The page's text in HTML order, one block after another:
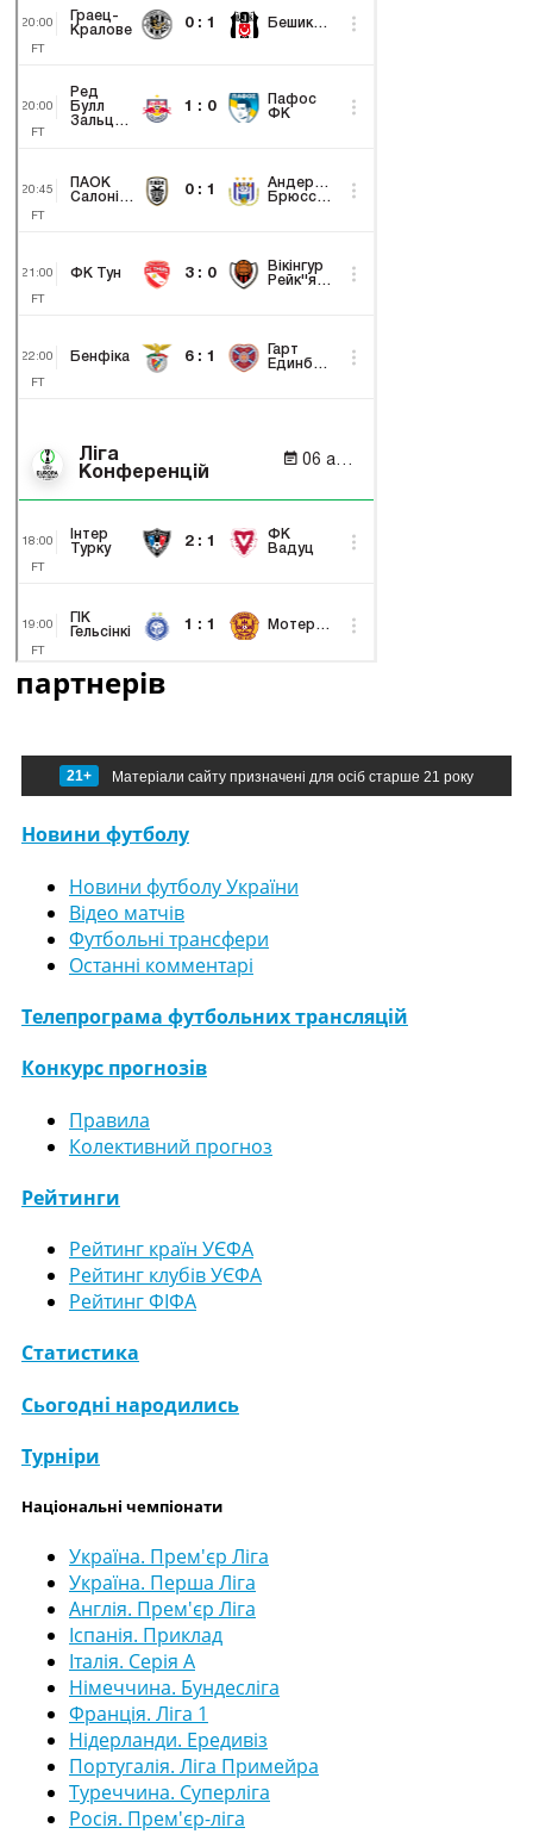
партнерів
21+ Матеріали сайту призначені для осіб старше 21 року
Новини футболу
Новини футболу України
Відео матчів
Футбольні трансфери
Останні комментарі
Телепрограма футбольних трансляцій
Конкурс прогнозів
Правила
Колективний прогноз
Рейтинги
Рейтинг країн УЄФА
Рейтинг клубів УЄФА
Рейтинг ФІФА
Статистика
Сьогодні народились
Турніри
Національні чемпіонати
Україна. Прем'єр Ліга
Україна. Перша Ліга
Англія. Прем'єр Ліга
Іспанія. Приклад
Італія. Серія А
Німеччина. Бундесліга
Франція. Ліга 1
Нідерланди. Ередивіз
Португалія. Ліга Примейра
Туреччина. Суперліга
Росія. Прем'єр-ліга